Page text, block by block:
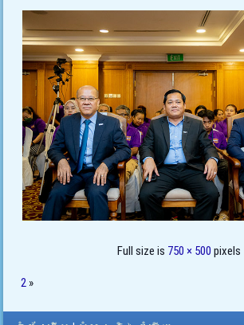
Full size is 750 × 500 pixels
2 »